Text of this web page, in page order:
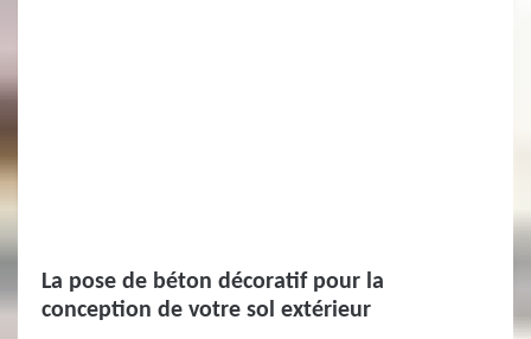
La pose de béton décoratif pour la
conception de votre sol extérieur